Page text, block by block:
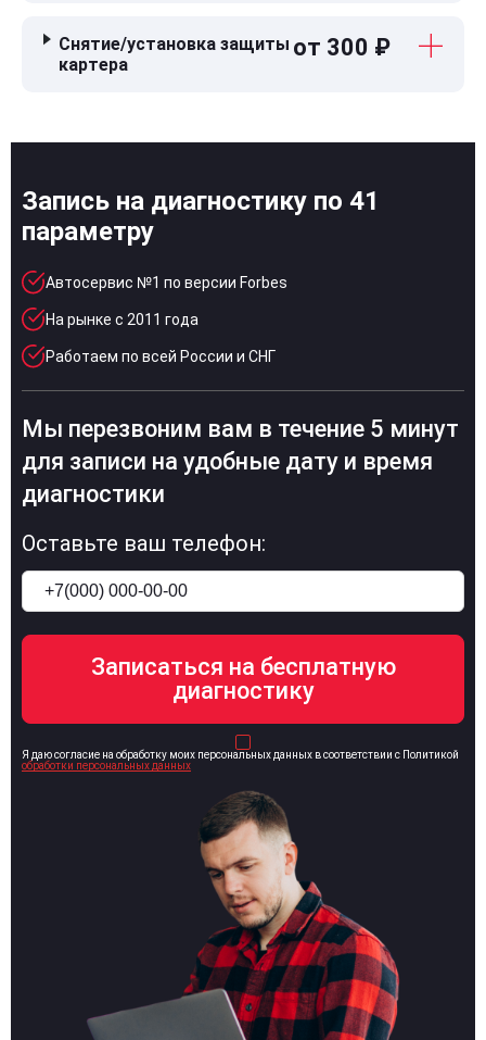
Снятие/установка защиты
картера
от 300 ₽
Запись на диагностику по 41
параметру
Автосервис №1 по версии Forbes
На рынке с 2011 года
Работаем по всей России и СНГ
Мы перезвоним вам в течение 5 минут
для записи на удобные дату и время
диагностики
Оставьте ваш телефон:
Я даю согласие на обработку моих персональных данных в соответствии с Политикой
обработки персональных данных